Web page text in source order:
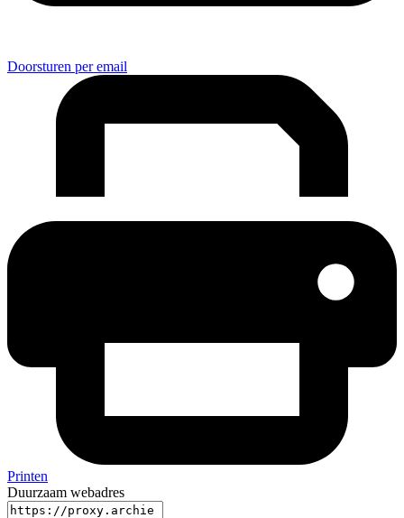
Doorsturen per email
Printen
Duurzaam webadres